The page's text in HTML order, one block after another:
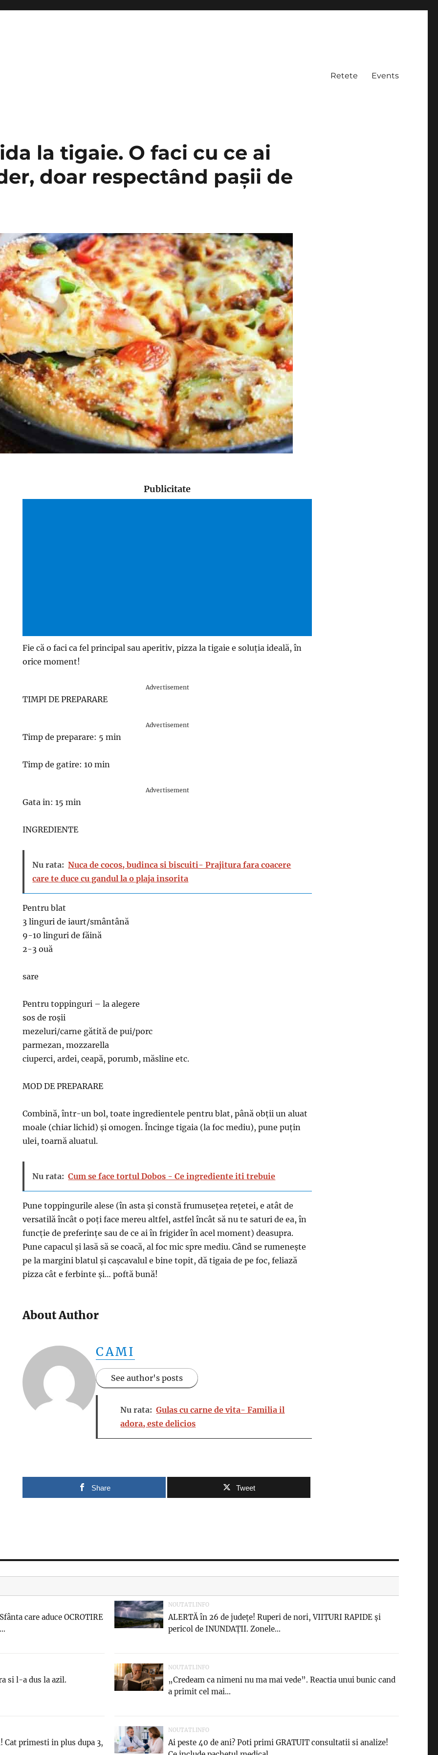
Retete Events
la tigaie. O faci cu ce ai
doar respectând pașii de
Publicitate
Fie că o faci ca fel principal sau aperitiv, pizza la tigaie e soluția ideală, în
orice moment!
Advertisement
TIMPI DE PREPARARE
Advertisement
Timp de preparare: 5 min
Timp de gatire: 10 min
Advertisement
Gata in: 15 min
INGREDIENTE
Nu rata: Nuca de cocos, budinca si biscuiti- Prajitura fara coacere
care te duce cu gandul la o plaja insorita
Pentru blat
3 linguri de iaurt/smântână
9-10 linguri de făină
2-3 ouă
sare
Pentru toppinguri – la alegere
sos de roșii
mezeluri/carne gătită de pui/porc
parmezan, mozzarella
ciuperci, ardei, ceapă, porumb, măsline etc.
MOD DE PREPARARE
Combină, într-un bol, toate ingredientele pentru blat, până obții un aluat
moale (chiar lichid) și omogen. Încinge tigaia (la foc mediu), pune puțin
ulei, toarnă aluatul.
Nu rata: Cum se face tortul Dobos - Ce ingrediente iti trebuie
Pune toppingurile alese (în asta și constă frumusețea rețetei, e atât de
versatilă încât o poți face mereu altfel, astfel încât să nu te saturi de ea, în
funcție de preferințe sau de ce ai în frigider în acel moment) deasupra.
Pune capacul și lasă să se coacă, al foc mic spre mediu. Când se rumenește
pe la margini blatul și cașcavalul e bine topit, dă tigaia de pe foc, feliază
pizza cât e ferbinte și… poftă bună!
About Author
CAMI
See author's posts
Nu rata: Gulas cu carne de vita- Familia il
adora, este delicios
Share Tweet
care aduce OCROTIRE
NOUTATI.INFO
ALERTĂ în 26 de județe! Ruperi de nori, VIITURI RAPIDE și
pericol de INUNDAȚII. Zonele...
si l-a dus la azil.
NOUTATI.INFO
„Credeam ca nimeni nu ma mai vede”. Reactia unui bunic cand
a primit cel mai...
Cat primesti in plus dupa 3,
NOUTATI.INFO
Ai peste 40 de ani? Poti primi GRATUIT consultatii si analize!